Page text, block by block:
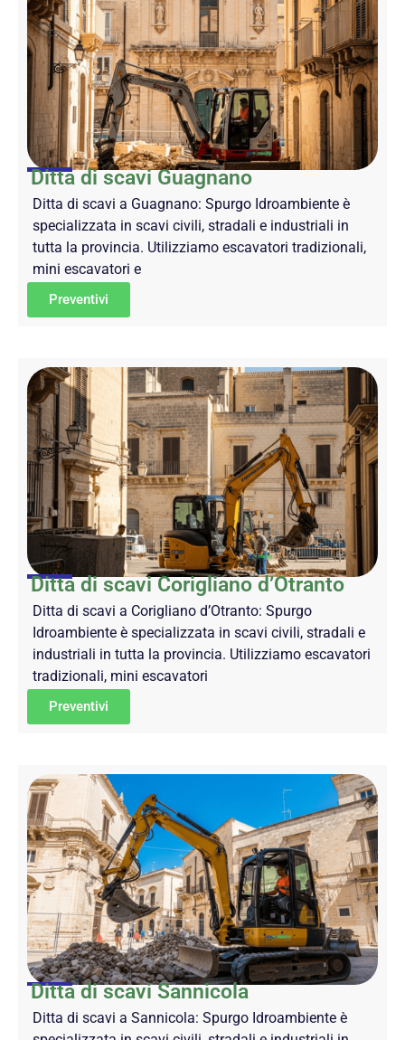
Ditta di scavi Guagnano
Ditta di scavi a Guagnano: Spurgo Idroambiente è
specializzata in scavi civili, stradali e industriali in
tutta la provincia. Utilizziamo escavatori tradizionali,
mini escavatori e
Preventivi
Ditta di scavi Corigliano d’Otranto
Ditta di scavi a Corigliano d’Otranto: Spurgo
Idroambiente è specializzata in scavi civili, stradali e
industriali in tutta la provincia. Utilizziamo escavatori
tradizionali, mini escavatori
Preventivi
Ditta di scavi Sannicola
Ditta di scavi a Sannicola: Spurgo Idroambiente è